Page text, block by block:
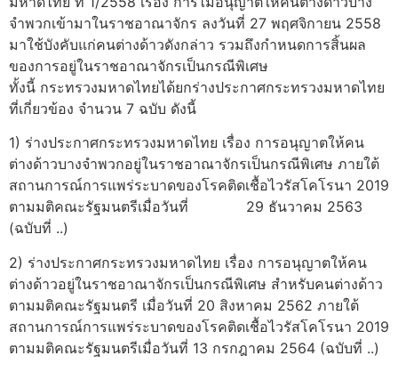
จำพวกเข้ามาในราชอาณาจักร ลงวันที่ 27 พฤศจิกายน 2558
มาใช้บังคับแก่คนต่างด้าวดังกล่าว รวมถึงกำหนดการสิ้นผล
ของการอยู่ในราชอาณาจักรเป็นกรณีพิเศษ
ทั้งนี้ กระทรวงมหาดไทยได้ยกร่างประกาศกระทรวงมหาดไทย
ที่เกี่ยวข้อง จำนวน 7 ฉบับ ดังนี้
1) ร่างประกาศกระทรวงมหาดไทย เรื่อง การอนุญาตให้คน
ต่างด้าวบางจำพวกอยู่ในราชอาณาจักรเป็นกรณีพิเศษ ภายใต้
สถานการณ์การแพร่ระบาดของโรคติดเชื้อไวรัสโคโรนา 2019
ตามมติคณะรัฐมนตรีเมื่อวันที่ 29 ธันวาคม 2563
(ฉบับที่ ..)
2) ร่างประกาศกระทรวงมหาดไทย เรื่อง การอนุญาตให้คน
ต่างด้าวอยู่ในราชอาณาจักรเป็นกรณีพิเศษ สำหรับคนต่างด้าว
ตามมติคณะรัฐมนตรี เมื่อวันที่ 20 สิงหาคม 2562 ภายใต้
สถานการณ์การแพร่ระบาดของโรคติดเชื้อไวรัสโคโรนา 2019
ตามมติคณะรัฐมนตรีเมื่อวันที่ 13 กรกฎาคม 2564 (ฉบับที่ ..)